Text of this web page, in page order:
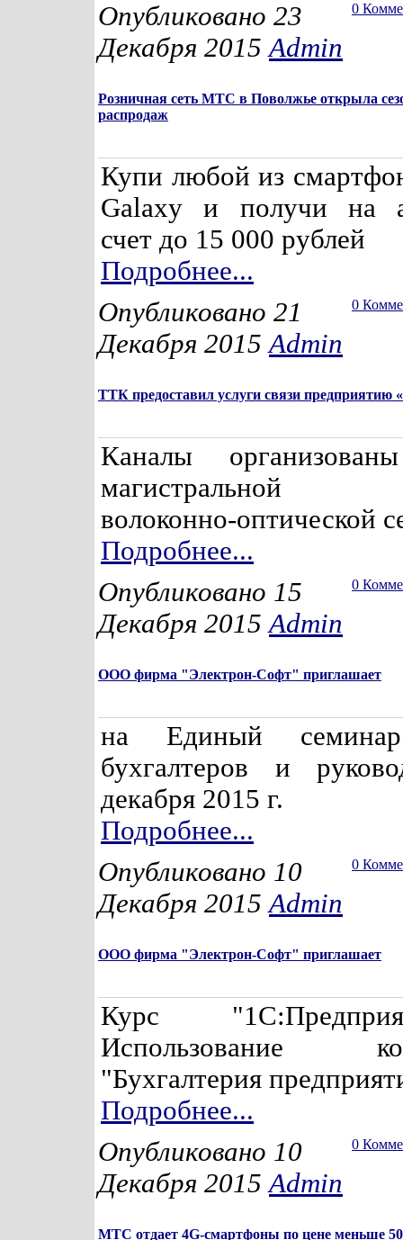
0
Опубликовано 23
Декабря 2015Admin
Розничная сеть МТС в Поволжье открыла
распродаж
Купи любой из
Galaxy и получи на
счет до 15 000 рублей
Подробнее...
0
Опубликовано 21
Декабря 2015Admin
ТТК предоставил услуги связи предприятию
Каналы
магистральной
волоконно-оптической
Подробнее...
0
Опубликовано 15
Декабря 2015Admin
ООО фирма "Электрон-Софт" приглашает
на Единый
бухгалтеров и
декабря 2015 г.
Подробнее...
0
Опубликовано 10
Декабря 2015Admin
ООО фирма "Электрон-Софт" приглашает
Курс
Использование
"Бухгалтерия
Подробнее...
0
Опубликовано 10
Декабря 2015Admin
МТС отдает 4G-смартфоны по цене меньше